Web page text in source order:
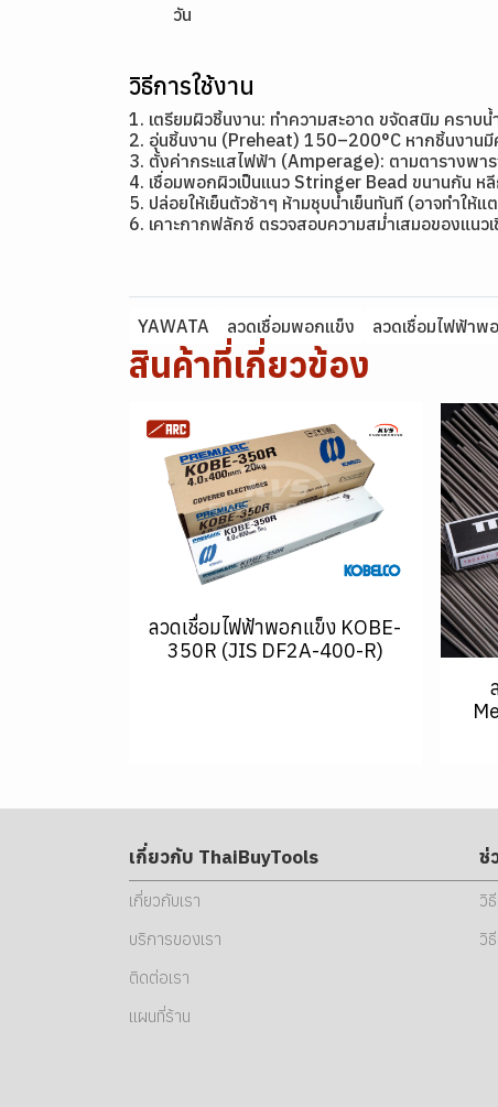
วัน
วิธีการใช้งาน
1. เตรียมผิวชิ้นงาน: ทำความสะอาด ขจัดสนิม คราบ
2. อุ่นชิ้นงาน (Preheat) 150–200°C หากชิ้นงานมี
3. ตั้งค่ากระแสไฟฟ้า (Amperage): ตามตารางพา
4. เชื่อมพอกผิวเป็นแนว Stringer Bead ขนานกัน ห
5. ปล่อยให้เย็นตัวช้าๆ ห้ามชุบน้ำเย็นทันที (อาจทำให้แ
6. เคาะกากฟลักซ์ ตรวจสอบความสม่ำเสมอของแนว
YAWATA ลวดเชื่อมพอกแข็ง ลวดเชื่อมไฟฟ้าพ
สินค้าที่เกี่ยวข้อง
ลวดเชื่อมไฟฟ้าพอกแข็ง KOBE-
350R (JIS DF2A-400-R)
เกี่ยวกับ ThaiBuyTools
เกี่ยวกับเรา
บริการของเรา
ติดต่อเรา
แผนที่ร้าน
ช่
วิ
วิ